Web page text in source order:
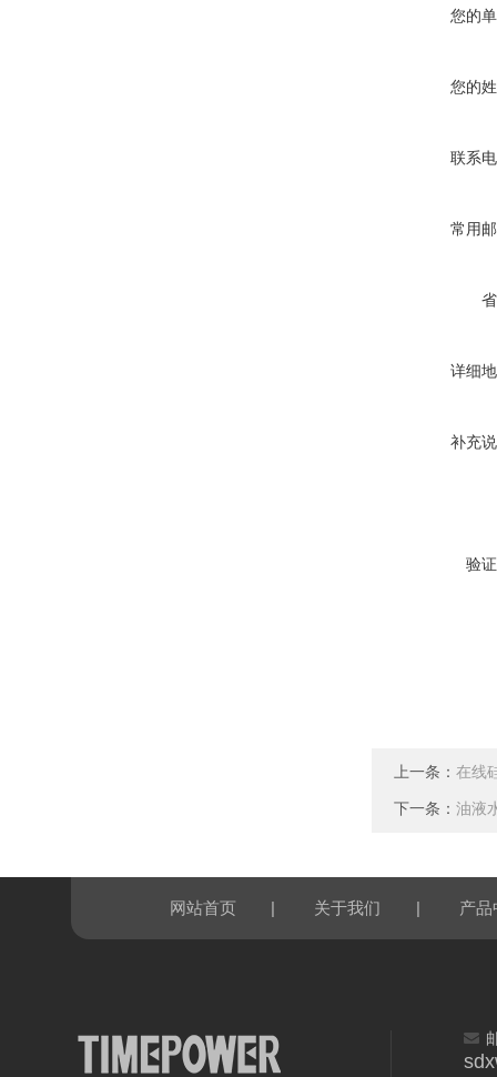
您的
您的
联系
常用
详细
补充
验
上一条： 在线
下一条： 油液
网站首页 | 关于我们 | 产品